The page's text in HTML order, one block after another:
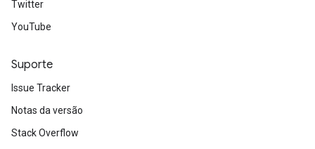
Twitter
YouTube
Suporte
Issue Tracker
Notas da versão
Stack Overflow